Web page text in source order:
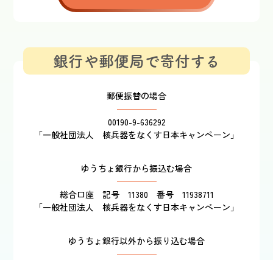
銀行や郵便局で寄付する
郵便振替の場合
00190-9-636292
「一般社団法人 核兵器をなくす日本キャンペーン」
ゆうちょ銀行から振込む場合
総合口座 記号 11380 番号 11938711
「一般社団法人 核兵器をなくす日本キャンペーン」
ゆうちょ銀行以外から振り込む場合